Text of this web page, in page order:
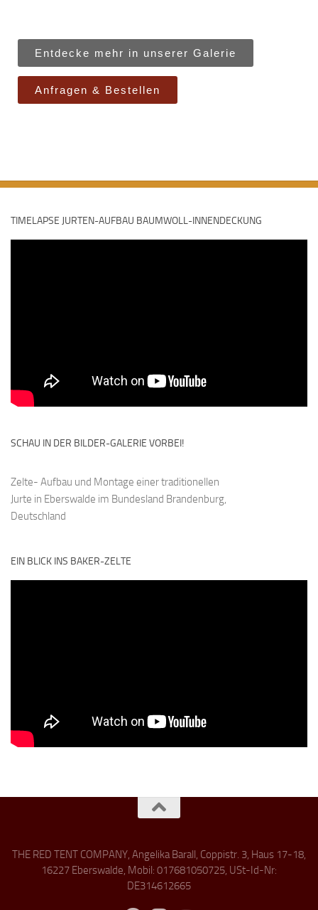
Entdecke mehr in unserer Galerie
Anfragen & Bestellen
TIMELAPSE JURTEN-AUFBAU BAUMWOLL-INNENDECKUNG
SCHAU IN DER BILDER-GALERIE VORBEI!
Zelte- Aufbau und Montage einer traditionellen
Jurte in Eberswalde im Bundesland Brandenburg,
Deutschland
EIN BLICK INS BAKER-ZELTE
THE RED TENT COMPANY, Angelika Barall, Coppistr. 3, Haus 17-18,
16227 Eberswalde, Mobil: 017681050725, USt-Id-Nr:
DE314612665